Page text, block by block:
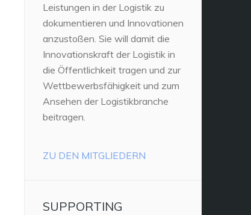
Leistungen in der Logistik zu
dokumentieren und Innovationen
anzustoßen. Sie will damit die
Innovationskraft der Logistik in
die Öffentlichkeit tragen und zur
Wettbewerbsfähigkeit und zum
Ansehen der Logistikbranche
beitragen.
ZU DEN MITGLIEDERN
SUPPORTING